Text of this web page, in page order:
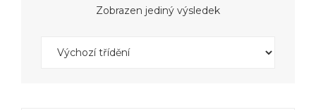
Zobrazen jediný výsledek